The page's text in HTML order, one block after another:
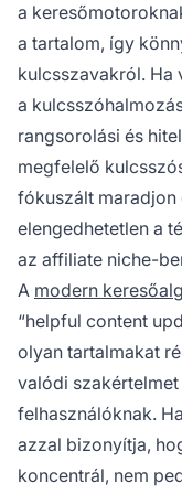
a
a tartalom, így
kulcsszavakról. Ha
a
rangsorolási és
megfelelő
fókuszált maradjon
elengedhetetlen a
az affiliate niche-
A modern
“helpful content
olyan tartalmakat
valódi
felhasználóknak.
azzal bizonyítja,
koncentrál, nem